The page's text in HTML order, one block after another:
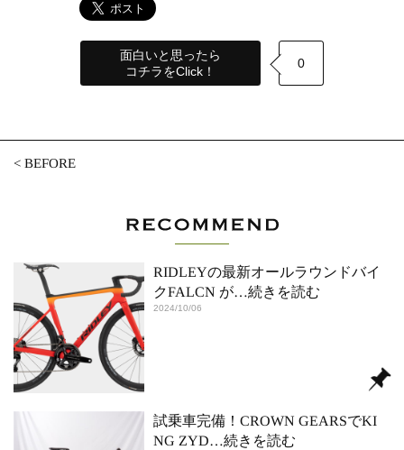
面白いと思ったら
コチラをClick！
0
<BEFORE
RIDLEYの最新オールラウンドバイ
クFALCN が…続きを読む
2024/10/06
試乗車完備！CROWN GEARSでKI
NG ZYD…続きを読む